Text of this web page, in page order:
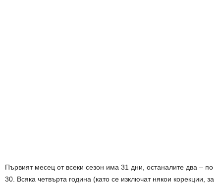
Първият месец от всеки сезон има 31 дни, останалите два – по
30. Всяка четвърта година (като се изключат някои корекции, за